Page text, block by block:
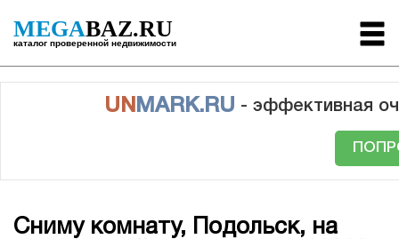
MEGABAZ.RU
каталог проверенной недвижимости
UN MARK.RU - эффективная
Сниму комнату, Подольск, на